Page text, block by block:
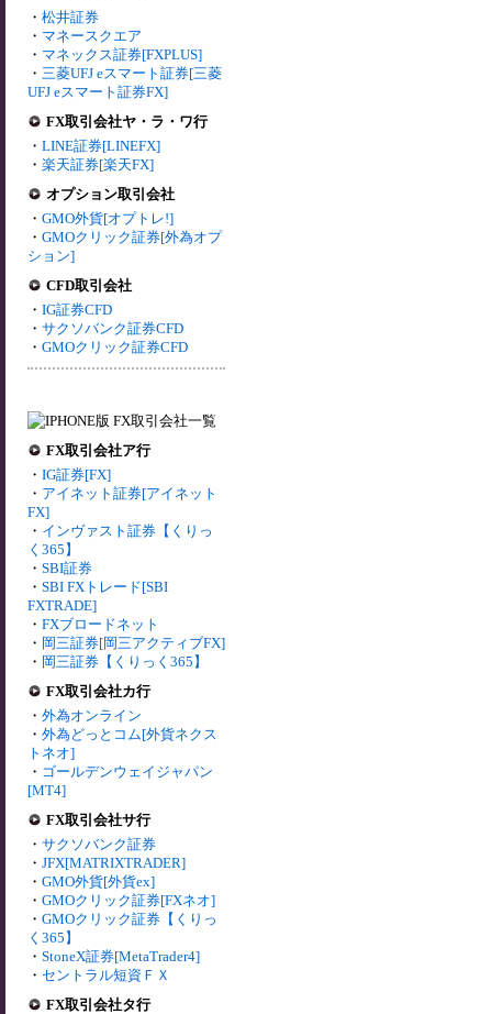
・ 松井証券
・ マネースクエア
・ マネックス証券[FXPLUS]
・ 三菱UFJ eスマート証券[三菱
UFJ eスマート証券FX]
FX取引会社ヤ・ラ・ワ行
・ LINE証券[LINEFX]
・ 楽天証券[楽天FX]
オプション取引会社
・ GMO外貨[オプトレ!]
・ GMOクリック証券[外為オプ
ション]
CFD取引会社
・ IG証券CFD
・ サクソバンク証券CFD
・ GMOクリック証券CFD
FX取引会社ア行
・ IG証券[FX]
・ アイネット証券[アイネット
FX]
・ インヴァスト証券【くりっ
く365】
・ SBI証券
・ SBI FXトレード[SBI
FXTRADE]
・ FXブロードネット
・ 岡三証券[岡三アクティブFX]
・ 岡三証券【くりっく365】
FX取引会社カ行
・ 外為オンライン
・ 外為どっとコム[外貨ネクス
トネオ]
・ ゴールデンウェイジャパン
[MT4]
FX取引会社サ行
・ サクソバンク証券
・ JFX[MATRIXTRADER]
・ GMO外貨[外貨ex]
・ GMOクリック証券[FXネオ]
・ GMOクリック証券【くりっ
く365】
・ StoneX証券[MetaTrader4]
・ セントラル短資ＦＸ
FX取引会社タ行